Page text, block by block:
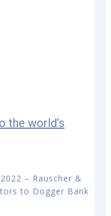
the world’s
– Rauscher &
to Dogger Bank